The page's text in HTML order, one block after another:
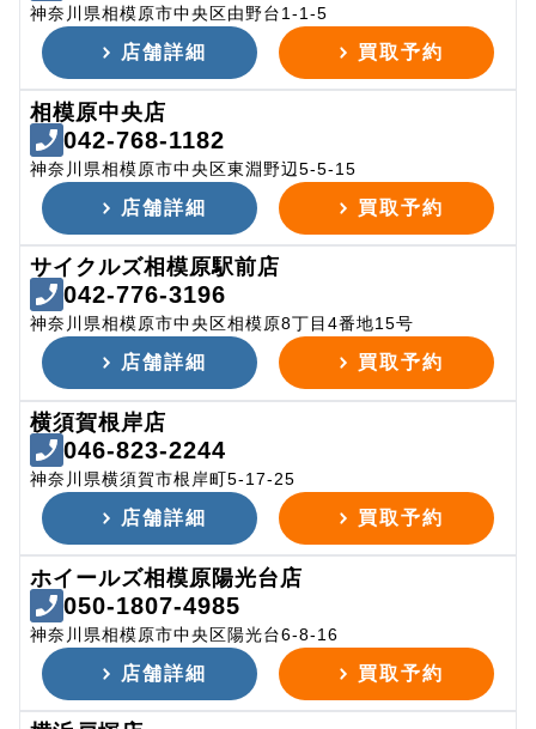
神奈川県相模原市中央区由野台1-1-5
店舗詳細 買取予約
相模原中央店
042-768-1182
神奈川県相模原市中央区東淵野辺5-5-15
店舗詳細 買取予約
サイクルズ相模原駅前店
042-776-3196
神奈川県相模原市中央区相模原8丁目4番地15号
店舗詳細 買取予約
横須賀根岸店
046-823-2244
神奈川県横須賀市根岸町5-17-25
店舗詳細 買取予約
ホイールズ相模原陽光台店
050-1807-4985
神奈川県相模原市中央区陽光台6-8-16
店舗詳細 買取予約